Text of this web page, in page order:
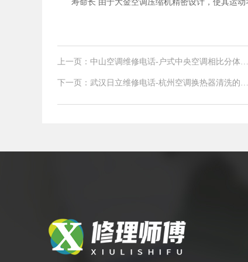
上一页：中山空调维修电话-户式中央空调相比分体空
下一页：武汉日立维修电话-杭州空调换热器清洗的步